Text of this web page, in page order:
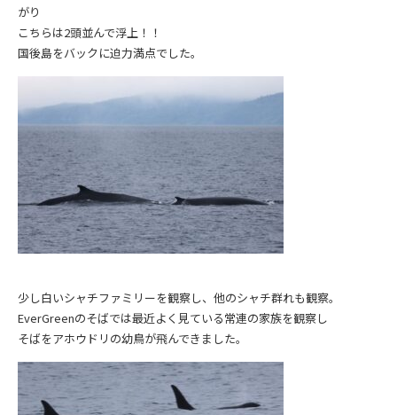
がり
こちらは2頭並んで浮上！！
国後島をバックに迫力満点でした。
少し白いシャチファミリーを観察し、他のシャチ群れも観察。
EverGreenのそばでは最近よく見ている常連の家族を観察し
そばをアホウドリの幼鳥が飛んできました。